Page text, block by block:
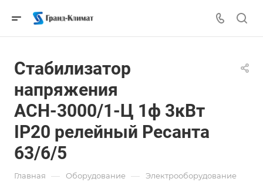
Стабилизатор
напряжения
АСН-3000/1-Ц 1ф 3кВт
IP20 релейный Ресанта
63/6/5
Главная — Оборудование — Электрооборудование